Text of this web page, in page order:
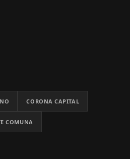
CORONA CAPITAL
COMUNA